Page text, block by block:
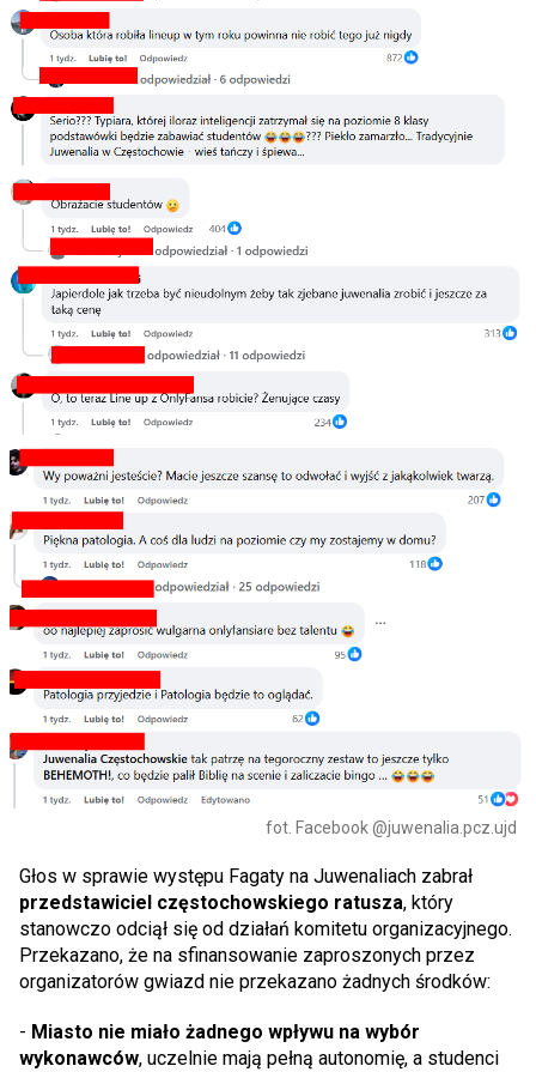
fot. Facebook @juwenalia.pcz.ujd
Głos w sprawie występu Fagaty na Juwenaliach zabrał
przedstawiciel częstochowskiego ratusza, który
stanowczo odciął się od działań komitetu organizacyjnego.
Przekazano, że na sfinansowanie zaproszonych przez
organizatorów gwiazd nie przekazano żadnych środków:
- Miasto nie miało żadnego wpływu na wybór
wykonawców, uczelnie mają pełną autonomię, a studenci